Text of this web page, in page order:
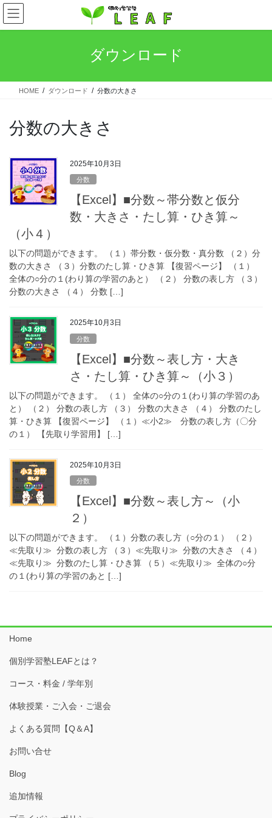
コ
ン
テ
ス
ナ
ビ
ゲ
ン
ダウンロード
HOME ダウンロード 分数の大きさ
分数の大きさ
2025年10月3日
分数
【Excel】■分数～帯分数と仮分
数・大きさ・たし算・ひき算～
（小４）
以下の問題ができます。 （１）帯分数・仮分数・真分数 （２）分
数の大きさ （３）分数のたし算・ひき算 【復習ページ】 （１）
全体の○分の１(わり算の学習のあと） （２） 分数の表し方 （３）
分数の大きさ （４） 分数 […]
2025年10月3日
分数
【Excel】■分数～表し方・大き
さ・たし算・ひき算～（小３）
以下の問題ができます。 （１） 全体の○分の１(わり算の学習のあ
と） （２） 分数の表し方 （３） 分数の大きさ （４） 分数のたし
算・ひき算 【復習ページ】 （１）≪小2≫ 分数の表し方（〇分
の１） 【先取り学習用】 […]
2025年10月3日
分数
【Excel】■分数～表し方～（小
２）
以下の問題ができます。 （１）分数の表し方（○分の１） （２）
≪先取り≫ 分数の表し方 （３）≪先取り≫ 分数の大きさ （４）
≪先取り≫ 分数のたし算・ひき算 （５）≪先取り≫ 全体の○分
の１(わり算の学習のあと […]
Home
個別学習塾LEAFとは？
コース・料金 / 学年別
体験授業・ご入会・ご退会
よくある質問【Q＆A】
お問い合せ
Blog
追加情報